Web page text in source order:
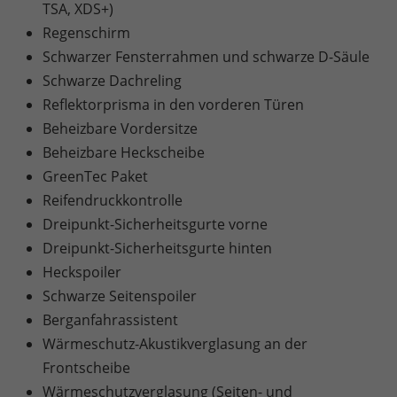
TSA, XDS+)
Regenschirm
Schwarzer Fensterrahmen und schwarze D-Säule
Schwarze Dachreling
Reflektorprisma in den vorderen Türen
Beheizbare Vordersitze
Beheizbare Heckscheibe
GreenTec Paket
Reifendruckkontrolle
Dreipunkt-Sicherheitsgurte vorne
Dreipunkt-Sicherheitsgurte hinten
Heckspoiler
Schwarze Seitenspoiler
Berganfahrassistent
Wärmeschutz-Akustikverglasung an der
Frontscheibe
Wärmeschutzverglasung (Seiten- und